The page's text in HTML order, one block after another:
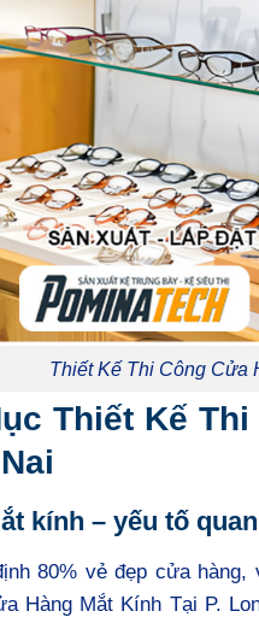
Thiết Kế Thi Công Cửa
Thiết Kế
kính – yếu tố
80% vẻ đẹp cửa
Hàng Mắt Kính Tại P.